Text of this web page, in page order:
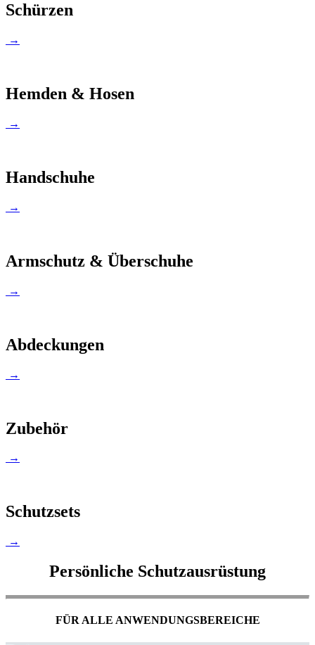
Schürzen
→
Hemden & Hosen
→
Handschuhe
→
Armschutz & Überschuhe
→
Abdeckungen
→
Zubehör
→
Schutzsets
→
Persönliche Schutzausrüstung
FÜR ALLE ANWENDUNGSBEREICHE